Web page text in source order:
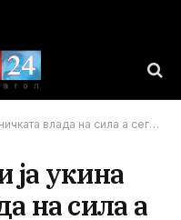
а сега сака модел за кражба на гласови
укина
на сила а